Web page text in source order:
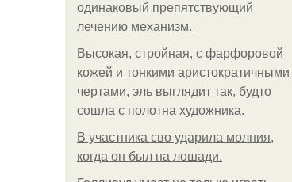
одинаковый препятствующий
лечению механизм.
Высокая, стройная, с фарфоровой
кожей и тонкими аристократичными
чертами, эль выглядит так, будто
сошла с полотна художника.
В участника сво ударила молния,
когда он был на лошади.